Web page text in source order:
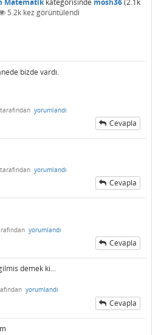
Matematikkategorisinde mosh36(2.1k
5.2k kez görüntülendi
bizde vardı.
tarafından yorumlandı
Cevapla
tarafından yorumlandı
Cevapla
yorumlandı
Cevapla
demek ki...
yorumlandı
Cevapla